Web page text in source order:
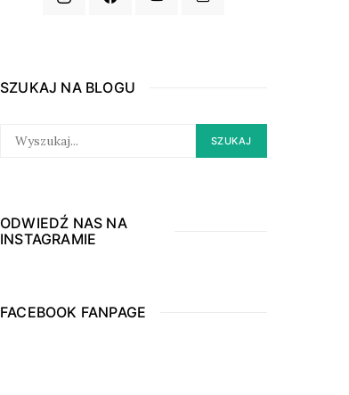
SZUKAJ NA BLOGU
FOR:
SZUKAJ
ODWIEDŹ NAS NA
INSTAGRAMIE
FACEBOOK FANPAGE